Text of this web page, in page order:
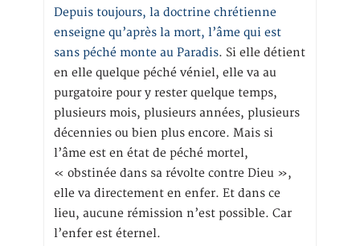
Depuis toujours, la doctrine chrétienne
enseigne qu’après la mort, l’âme qui est
sans péché monte au Paradis. Si elle détient
en elle quelque péché véniel, elle va au
purgatoire pour y rester quelque temps,
plusieurs mois, plusieurs années, plusieurs
décennies ou bien plus encore. Mais si
l’âme est en état de péché mortel,
« obstinée dans sa révolte contre Dieu »,
elle va directement en enfer. Et dans ce
lieu, aucune rémission n’est possible. Car
l’enfer est éternel.